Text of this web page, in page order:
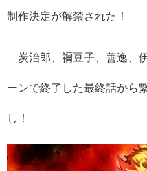
制作決定が解禁された！
炭治郎、禰豆子、善逸、
ーンで終了した最終話から
し！